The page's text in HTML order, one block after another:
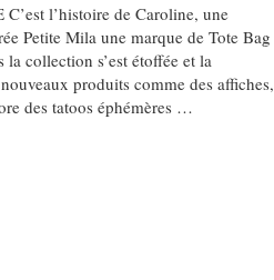
l’histoire de Caroline, une
Petite Mila une marque de Tote Bag
collection s’est étoffée et la
produits comme des affiches,
des tatoos éphémères …